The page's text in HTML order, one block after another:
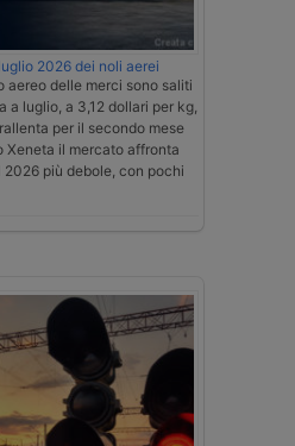
2026 dei noli aerei
aereo delle merci sono saliti
a luglio, a 3,12 dollari per kg,
per il secondo mese
Xeneta il mercato affronta
più debole, con pochi